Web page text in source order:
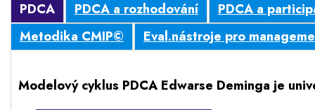
PDCA PDCA a rozhodování
PDCA a
Metodika CMIP©
Eval.nástroje pro
Modelový cyklus PDCA Edwarse Deminga je